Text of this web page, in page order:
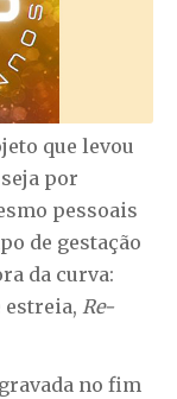
que levou
por
pessoais
de gestação
da curva:
estreia, Re-
no fim